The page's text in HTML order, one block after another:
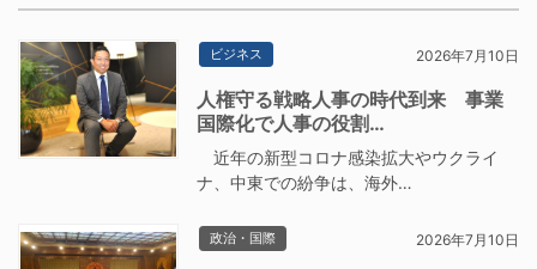
ビジネス 2026年7月10日
人権守る戦略人事の時代到来 事業
国際化で人事の役割…
近年の新型コロナ感染拡大やウクライ
ナ、中東での紛争は、海外…
政治・国際 2026年7月10日